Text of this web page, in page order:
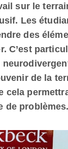
sur le
Les
des
C’est
de la
cela
de